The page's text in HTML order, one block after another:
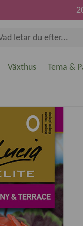
Växthus Tema &